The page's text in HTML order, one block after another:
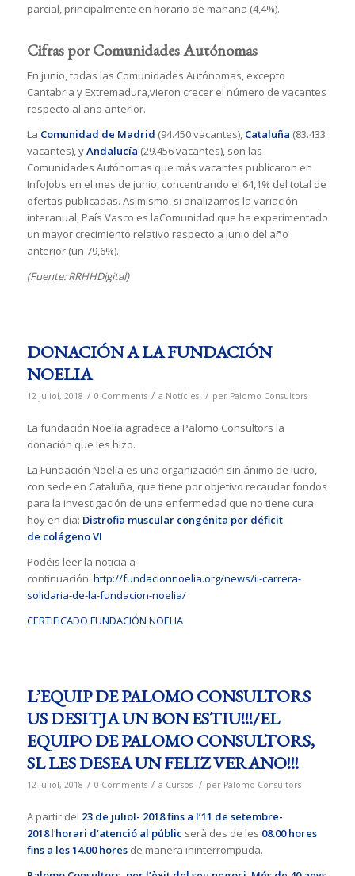
parcial, principalmente en horario de mañana (4,4%).
Cifras por Comunidades Autónomas
En junio, todas las Comunidades Autónomas, excepto
Cantabria y Extremadura,vieron crecer el número de vacantes
respecto al año anterior.
La Comunidad de Madrid (94.450 vacantes), Cataluña (83.433
vacantes), yAndalucía (29.456 vacantes), son las
Comunidades Autónomas que más vacantes publicaron en
InfoJobs en el mes de junio, concentrando el 64,1% del total de
ofertas publicadas. Asimismo, si analizamos la variación
interanual, País Vasco es laComunidad que ha experimentado
un mayor crecimiento relativo respecto a junio del año
anterior (un 79,6%).
(Fuente: RRHHDigital)
DONACIÓN A LA FUNDACIÓN
NOELIA
12 juliol, 2018 / 0 Comments / a Notícies / per Palomo Consultors
La fundación Noelia agradece a Palomo Consultors la
donación que les hizo.
La Fundación Noelia es una organización sin ánimo de lucro,
con sede en Cataluña, que tiene por objetivo recaudar fondos
para la investigación de una enfermedad que no tiene cura
hoy en día: Distrofia muscular congénita por déficit
de colágeno VI
Podéis leer la noticia a
continuación: http://fundacionnoelia.org/news/ii-carrera-
solidaria-de-la-fundacion-noelia/
CERTIFICADO FUNDACIÓN NOELIA
L’EQUIP DE PALOMO CONSULTORS
US DESITJA UN BON ESTIU!!!/EL
EQUIPO DE PALOMO CONSULTORS,
SL LES DESEA UN FELIZ VERANO!!!
12 juliol, 2018 / 0 Comments / a Cursos / per Palomo Consultors
A partir del 23 de juliol- 2018 fins a l’11 de setembre-
2018l’horari d’atenció al públic serà des de les 08.00 hores
fins a les 14.00 horesde manera ininterrompuda.